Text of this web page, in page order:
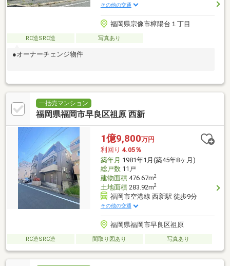
その他の交通
福岡県宗像市樟陽台１丁目
RC造SRC造 写真あり
●オーナーチェンジ物件
一括売マンション
福岡県福岡市早良区祖原 西新
1億9,800万円
利回り 4.05％
築年月 1981年1月(築45年8ヶ月)
総戸数11戸
建物面積476.67m2
土地面積283.92m2
福岡市空港線 西新駅 徒歩9分
その他の交通
福岡県福岡市早良区祖原
RC造SRC造 間取り図あり 写真あり